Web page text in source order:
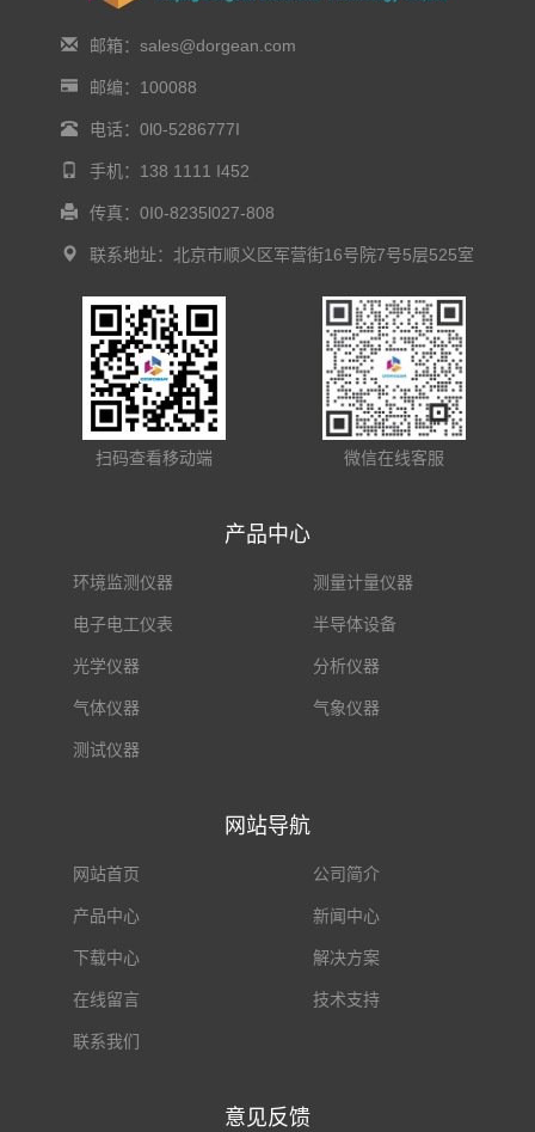
邮箱：sales@dorgean.com
邮编：100088
电话：0l0-5286777I
手机：138 1111 I452
传真：0I0-8235l027-808
联系地址：北京市顺义区军营街16号院7号5层525室
扫码查看移动端 微信在线客服
产品中心
环境监测仪器 测量计量仪器
电子电工仪表 半导体设备
光学仪器 分析仪器
气体仪器 气象仪器
测试仪器
网站导航
网站首页 公司简介
产品中心 新闻中心
下载中心 解决方案
在线留言 技术支持
联系我们
意见反馈